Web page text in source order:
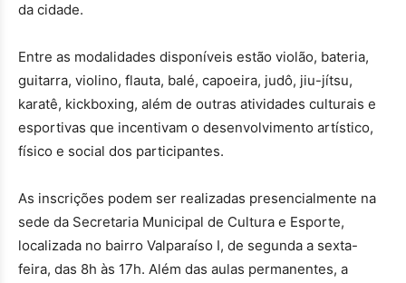
da cidade.
Entre as modalidades disponíveis estão violão, bateria,
guitarra, violino, flauta, balé, capoeira, judô, jiu-jítsu,
karatê, kickboxing, além de outras atividades culturais e
esportivas que incentivam o desenvolvimento artístico,
físico e social dos participantes.
As inscrições podem ser realizadas presencialmente na
sede da Secretaria Municipal de Cultura e Esporte,
localizada no bairro Valparaíso I, de segunda a sexta-
feira, das 8h às 17h. Além das aulas permanentes, a